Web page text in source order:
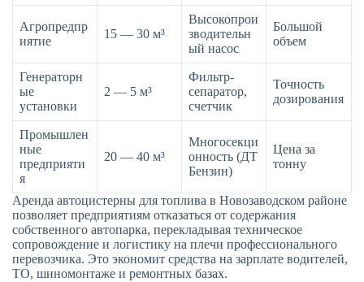
Агропредпр
иятие
15 — 30 м³
Высокопрои
зводительн
ый насос
Большой
объем
Генераторн
ые
установки
2 — 5 м³
Фильтр-
сепаратор,
счетчик
Точность
дозирования
Промышлен
ные
предприяти
я
20 — 40 м³
Многосекци
онность (ДТ
Бензин)
Цена за
тонну
Аренда автоцистерны для топлива в Новозаводском районе
позволяет предприятиям отказаться от содержания
собственного автопарка, перекладывая техническое
сопровождение и логистику на плечи профессионального
перевозчика. Это экономит средства на зарплате водителей,
ТО, шиномонтаже и ремонтных базах.